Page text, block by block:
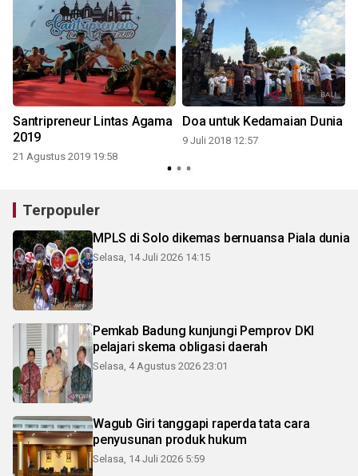
Santripreneur Lintas Agama
2019
21 Agustus 2019 19:58
Doa untuk Kedamaian Dunia
9 Juli 2018 12:57
Terpopuler
MPLS di Solo dikemas bernuansa Piala dunia
Selasa, 14 Juli 2026 14:15
Pemkab Badung kunjungi Pemprov DKI
pelajari skema obligasi daerah
Selasa, 4 Agustus 2026 23:01
Wagub Giri tanggapi raperda tata cara
penyusunan produk hukum
Selasa, 14 Juli 2026 5:59